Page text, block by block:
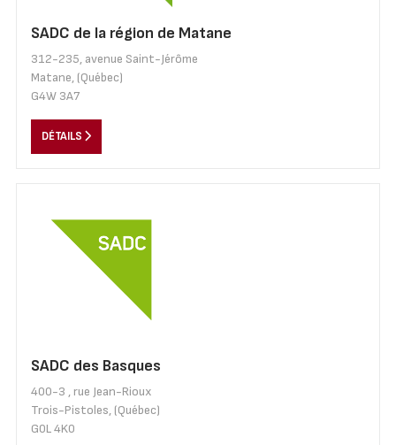
SADC de la région de Matane
312-235, avenue Saint-Jérôme
Matane, (Québec)
G4W 3A7
DÉTAILS
SADC des Basques
400-3 , rue Jean-Rioux
Trois-Pistoles, (Québec)
G0L 4K0